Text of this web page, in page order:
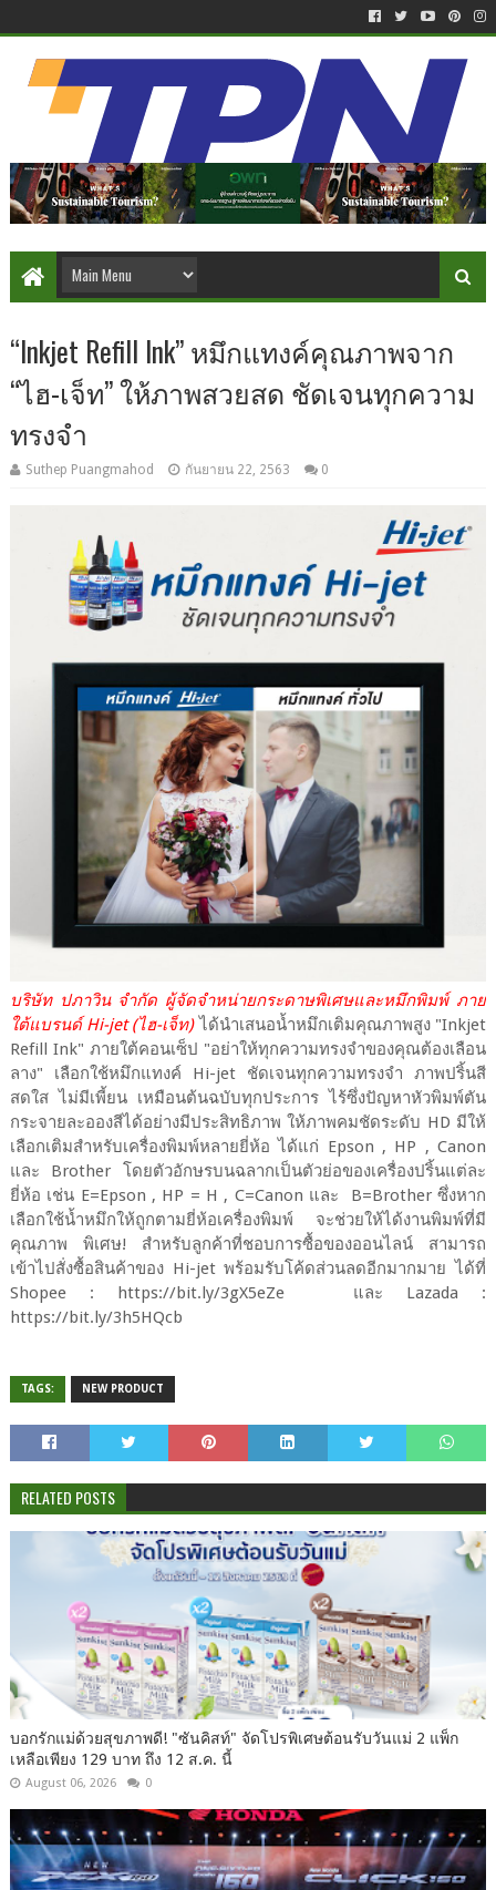
“Inkjet Refill Ink” หมึกแทงค์คุณภาพจาก
“ไฮ-เจ็ท” ให้ภาพสวยสด ชัดเจนทุกความ
ทรงจำ
Suthep Puangmahod กันยายน 22, 2563 0
บริษัท ปภาวิน จำกัด ผู้จัดจำหน่ายกระดาษพิเศษและหมึกพิมพ์ ภาย
ใต้แบรนด์ Hi-jet (ไฮ-เจ็ท)ได้นำเสนอน้ำหมึกเติมคุณภาพสูง "Inkjet
Refill Ink" ภายใต้คอนเซ็ป "อย่าให้ทุกความทรงจำของคุณต้องเลือน
ลาง" เลือกใช้หมึกแทงค์ Hi-jet ชัดเจนทุกความทรงจำ ภาพปริ้นสี
สดใส ไม่มีเพี้ยน เหมือนต้นฉบับทุกประการ ไร้ซึ่งปัญหาหัวพิมพ์ตัน
กระจายละอองสีได้อย่างมีประสิทธิภาพ ให้ภาพคมชัดระดับ HD มีให้
เลือกเติมสำหรับเครื่องพิมพ์หลายยี่ห้อ ได้แก่ Epson , HP , Canon
และ Brother โดยตัวอักษรบนฉลากเป็นตัวย่อของเครื่องปริ้นแต่ละ
ยี่ห้อ เช่น E=Epson , HP = H , C=Canon และ B=Brother ซึ่งหาก
เลือกใช้น้ำหมึกให้ถูกตามยี่ห้อเครื่องพิมพ์ จะช่วยให้ได้งานพิมพ์ที่มี
คุณภาพ พิเศษ! สำหรับลูกค้าที่ชอบการซื้อของออนไลน์ สามารถ
เข้าไปสั่งซื้อสินค้าของ Hi-jet พร้อมรับโค้ดส่วนลดอีกมากมาย ได้ที่
Shopee : https://bit.ly/3gX5eZe และ Lazada :
https://bit.ly/3h5HQcb
TAGS: NEW PRODUCT
RELATED POSTS
บอกรักแม่ด้วยสุขภาพดี! "ซันคิสท์" จัดโปรพิเศษต้อนรับวันแม่ 2 แพ็ก
เหลือเพียง 129 บาท ถึง 12 ส.ค. นี้
August 06, 2026 0